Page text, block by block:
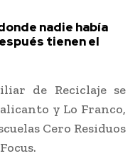
nadie había
tienen el
de Reciclaje se
y Lo Franco,
Cero Residuos